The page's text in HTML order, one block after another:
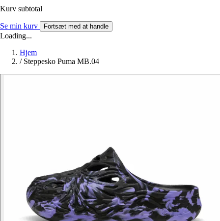
Kurv subtotal
Se min kurv Fortsæt med at handle
Loading...
Hjem
/ Steppesko Puma MB.04